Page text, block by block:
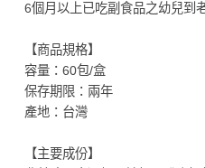
6個月以上已吃副食品之幼兒到
【商品規格】
容量：60包/盒
保存期限：兩年
產地：台灣
【主要成份】